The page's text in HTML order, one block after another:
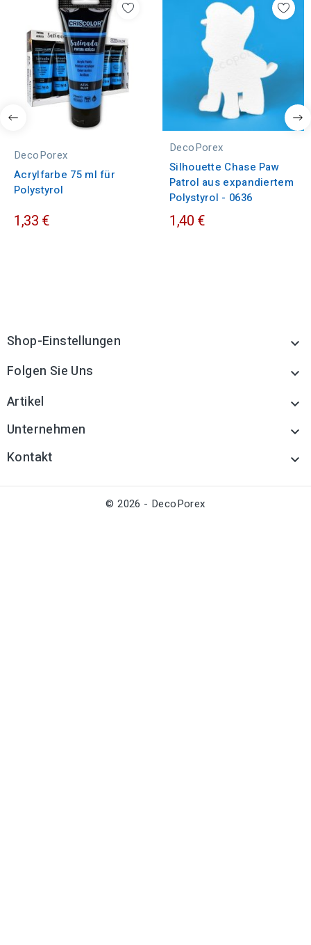
DecoPorex
Acrylfarbe 75 ml für
Polystyrol
1,33 €
DecoPorex
Silhouette Chase Paw
Patrol aus expandiertem
Polystyrol - 0636
1,40 €
Shop-Einstellungen 
Folgen Sie Uns 
Artikel 
Unternehmen 
Kontakt 
© 2026 - DecoPorex